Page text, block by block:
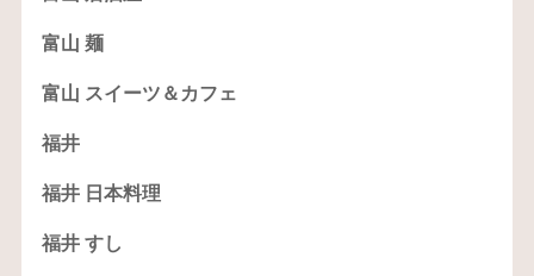
富山 麺
富山 スイーツ＆カフェ
福井
福井 日本料理
福井 すし